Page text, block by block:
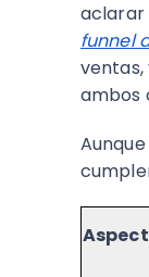
aclarar
funnel
ventas,
ambos